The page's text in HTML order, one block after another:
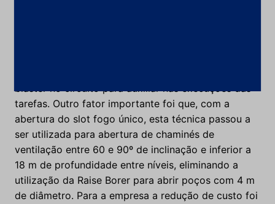
blaster no circuito para auxiliar nas execuções das
tarefas. Outro fator importante foi que, com a
abertura do slot fogo único, esta técnica passou a
ser utilizada para abertura de chaminés de
ventilação entre 60 e 90º de inclinação e inferior a
18 m de profundidade entre níveis, eliminando a
utilização da Raise Borer para abrir poços com 4 m
de diâmetro. Para a empresa a redução de custo foi